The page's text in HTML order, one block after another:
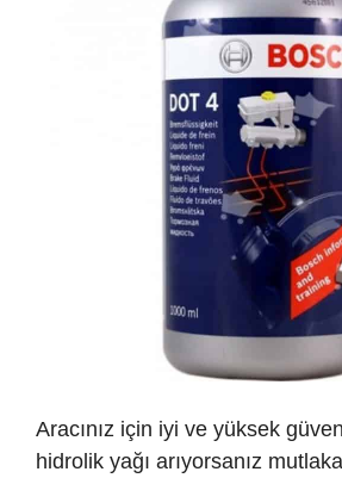
Aracınız için iyi ve yüksek
hidrolik yağı arıyorsanız